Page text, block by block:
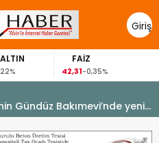
Giriş
Yap
FAİZ
42,31-0,35%
Gündüz Bakımevi’nde yeni